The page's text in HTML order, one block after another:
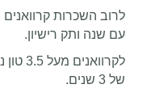
לרוב השכרות קרוואנים
עם שנה ותק רישיון.
של 3 שנים
.